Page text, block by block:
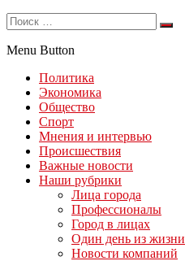
Menu Button
Политика
Экономика
Общество
Спорт
Мнения и интервью
Происшествия
Важные новости
Наши рубрики
Лица города
Профессионалы
Город в лицах
Один день из жизни
Новости компаний